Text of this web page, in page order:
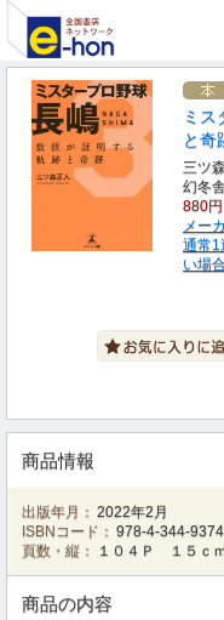
ミ
と奇
三ツ
幻冬
880円
メー
通常
い場
商品情報
出版年月： 2022年2月
ISBNコード： 978-4-344-
頁数・縦：
１０４Ｐ １５ｃ
商品の内容